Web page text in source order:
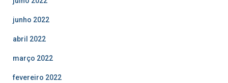
junho 2022
abril 2022
março 2022
fevereiro 2022